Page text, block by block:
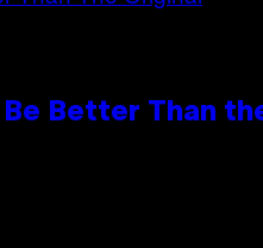
Better Than